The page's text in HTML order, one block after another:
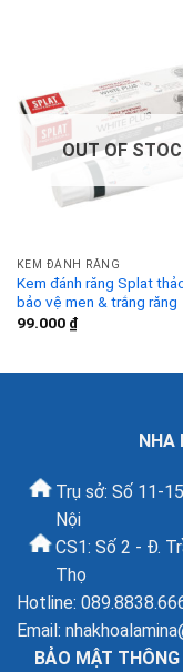
OUT OF
KEM ĐÁNH RĂNG
Kem đánh răng Splat
bảo vệ men & trắng răng
99.000 ₫
NHA
Trụ sở: Số 11-
Nội
CS1: Số 2 - Đ.
Thọ
Hotline:
Email:
BẢO MẬT THÔNG